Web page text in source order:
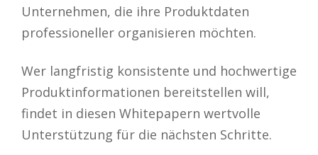
Unternehmen, die ihre Produktdaten
professioneller organisieren möchten.
Wer langfristig konsistente und hochwertige
Produktinformationen bereitstellen will,
findet in diesen Whitepapern wertvolle
Unterstützung für die nächsten Schritte.